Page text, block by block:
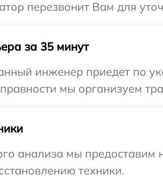
перезвонит Вам для
за 35 минут
инженер приедет по
мы организуем
анализа мы предоставим
техники.